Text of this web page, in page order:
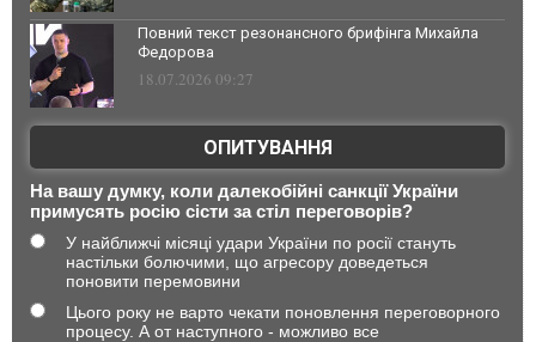
Повний текст резонансного брифінга Михайла
Федорова
18.07.2026 09:27
ОПИТУВАННЯ
На вашу думку, коли далекобійні санкції України
примусять росію сісти за стіл переговорів?
У найближчі місяці удари України по росії стануть
настільки болючими, що агресору доведеться
поновити перемовини
Цього року не варто чекати поновлення переговорного
процесу. А от наступного - можливо все